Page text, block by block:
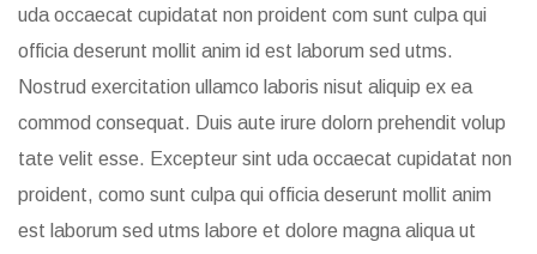
uda occaecat cupidatat non proident com sunt culpa qui
officia deserunt mollit anim id est laborum sed utms.
Nostrud exercitation ullamco laboris nisut aliquip ex ea
commod consequat. Duis aute irure dolorn prehendit volup
tate velit esse. Excepteur sint uda occaecat cupidatat non
proident, como sunt culpa qui officia deserunt mollit anim
est laborum sed utms labore et dolore magna aliqua ut